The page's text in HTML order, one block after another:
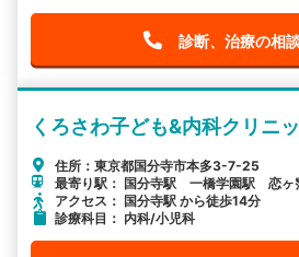
診断、治療の相
くろさわ子ども&内科クリニ
住所：東京都国分寺市本多3-7-25
最寄り駅： 国分寺駅 一橋学園駅 恋ヶ
アクセス： 国分寺駅 から徒歩14分
診療科目： 内科/小児科